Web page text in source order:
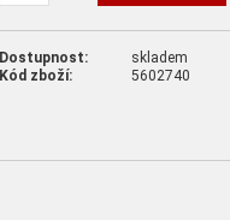
Dostupnost:
skladem
Kód zboží:
5602740